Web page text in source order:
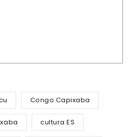
Congo Capixaba
cultura ES